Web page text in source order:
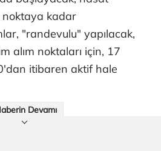
kadar
"randevulu" yapılacak,
alım noktaları için, 17
itibaren aktif hale
Devamı